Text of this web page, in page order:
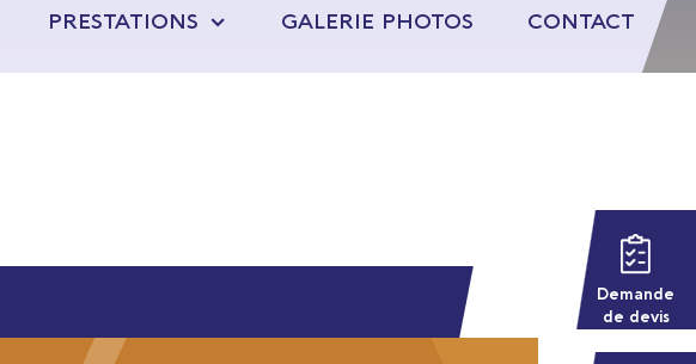
Demande
de devis
PRESTATIONS GALERIE PHOTOS CONTACT